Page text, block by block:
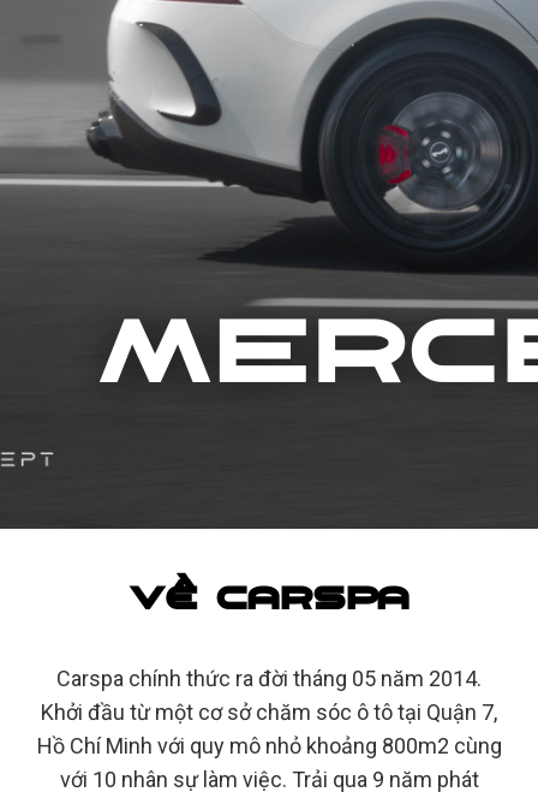
VỀ CARSPA
Carspa chính thức ra đời tháng 05 năm 2014.
Khởi đầu từ một cơ sở chăm sóc ô tô tại Quận 7,
Hồ Chí Minh với quy mô nhỏ khoảng 800m2 cùng
với 10 nhân sự làm việc. Trải qua 9 năm phát